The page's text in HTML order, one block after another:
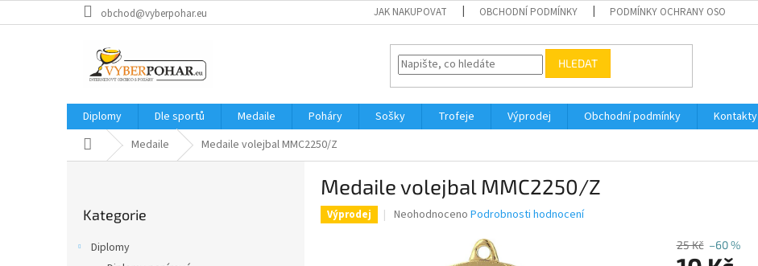
na
obchod@vyberpohar.eu JAK NAKUPOVAT OBCHODNÍ PODMÍNKY PODMÍNKY OCHRANY OSOBNÍCH
HLEDAT
Diplomy Dle sportů Medaile Poháry Sošky Trofeje Výprodej Obchodní podmínky
Kontakty
Domů Medaile Medaile volejbal MMC2250/Z
kategorie
Kategorie
Diplomy
Medaile volejbal MMC2250/Z
Výprodej
Průměrné
Neohodnoceno Podrobnosti hodnocení
25 Kč –60 %